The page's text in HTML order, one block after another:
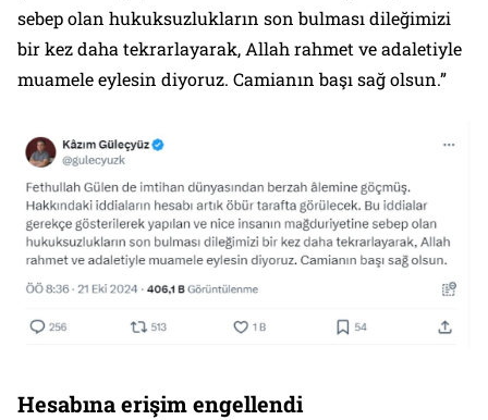
sebep olan hukuksuzlukların son bulması dileğimizi
bir kez daha tekrarlayarak, Allah rahmet ve adaletiyle
muamele eylesin diyoruz. Camianın başı sağ olsun.”
Hesabına erişim engellendi